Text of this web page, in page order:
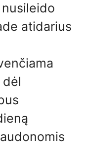
atidarius